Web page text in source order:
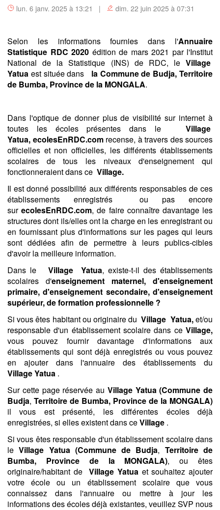
lun. 6 janv. 2025 à 13:21 | dim. 22 juin 2025 à 07:31
Selon les informations fournies dans l'Annuaire
Statistique RDC 2020 édition de mars 2021 par l'Institut
National de la Statistique (INS) de RDC, le Village
Yatua est située dans la Commune de Budja, Territoire
de Bumba, Province de la MONGALA.
Dans l'optique de donner plus de visibilité sur internet à
toutes les écoles présentes dans le Village
Yatua, ecolesEnRDC.comrecense, à travers des sources
officielles et non officielles, les différents établissements
scolaires de tous les niveaux d'enseignement qui
fonctionneraient dans ce Village.
Il est donné possibilité aux différents responsables de ces
établissements enregistrés ou pas encore
surecolesEnRDC.com, de faire connaître davantage les
structures dont ils/elles ont la charge en les enregistrant ou
en fournissant plus d'informations sur les pages qui leurs
sont dédiées afin de permettre à leurs publics-cibles
d'avoir la meilleure information.
Dans le Village Yatua, existe-t-il des établissements
scolaires d'enseignement maternel, d'enseignement
primaire, d'enseignement secondaire, d'enseignement
supérieur, de formation professionnelle ?
Si vous êtes habitant ou originaire duVillage Yatua,et/ou
responsable d'un établissement scolaire dans ce Village,
vous pouvez fournir davantage d'informations aux
établissements qui sont déjà enregistrés ou vous pouvez
en ajouter dans l'annuaire des établissements du
VillageYatua .
Sur cette page réservée au Village Yatua (Commune de
Budja, Territoire de Bumba, Province de la MONGALA)
il vous est présenté, les différentes écoles déjà
enregistrées, si elles existent dans ceVillage .
Si vous êtes responsable d'un établissement scolaire dans
leVillage Yatua (Commune de Budja, Territoire de
Bumba,
Province de la MONGALA), ou êtes
originaire/habitant deVillage Yatuaet souhaitez ajouter
votre école ou un établissement scolaire que vous
connaissez dans l'annuaire ou mettre à jour les
informations des écoles déjà existantes, veuillez SVP nous